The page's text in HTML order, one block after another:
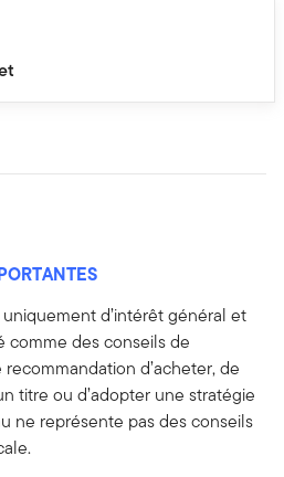
d’intérêt général et
comme des conseils de
d’acheter, de
titre ou d’adopter une stratégie
ne représente pas des conseils